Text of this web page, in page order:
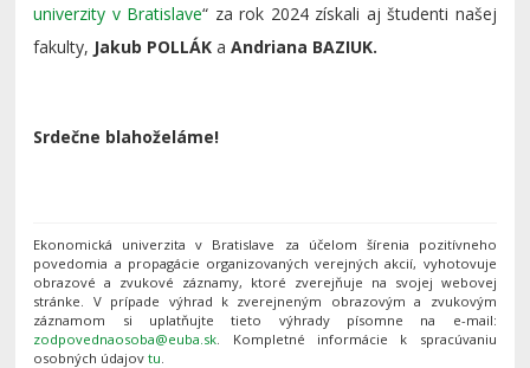
univerzity v Bratislave“ za rok 2024 získali aj študenti našej
fakulty, Jakub POLLÁK aAndriana BAZIUK.
Srdečne blahoželáme!
Ekonomická univerzita v Bratislave za účelom šírenia pozitívneho
povedomia a propagácie organizovaných verejných akcií, vyhotovuje
obrazové a zvukové záznamy, ktoré zverejňuje na svojej webovej
stránke. V prípade výhrad k zverejneným obrazovým a zvukovým
záznamom si uplatňujte tieto výhrady písomne na e-mail:
. Kompletné informácie k spracúvaniu
osobných údajovtu